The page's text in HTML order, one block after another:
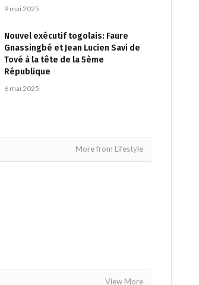
9 mai 2025
Nouvel exécutif togolais: Faure
Gnassingbé et Jean Lucien Savi de
Tové à la tête de la 5ème
République
6 mai 2025
More from Lifestyle
View More